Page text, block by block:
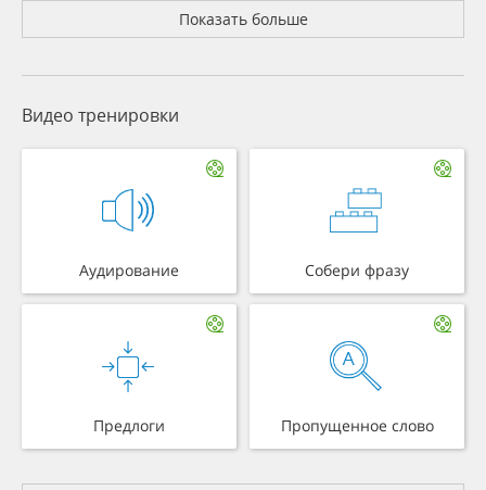
Показать больше
Видео тренировки
Аудирование Собери фразу
Предлоги Пропущенное слово